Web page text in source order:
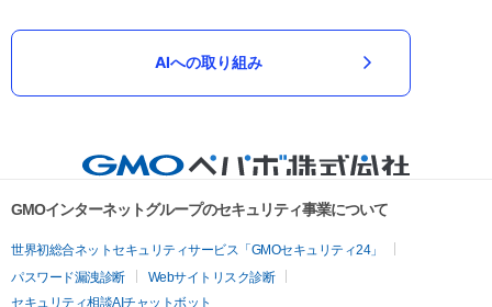
AIへの取り組み
GMOインターネットグループのセキュリティ事業について
世界初総合ネットセキュリティサービス「GMOセキュリティ24」
パスワード漏洩診断
Webサイトリスク診断
セキュリティ相談AIチャットボット